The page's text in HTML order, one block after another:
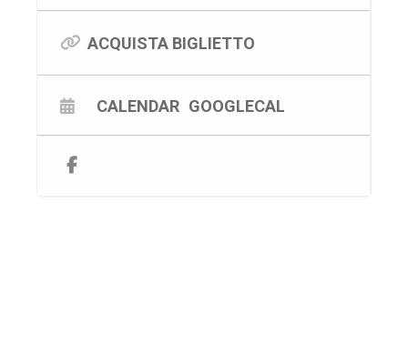
e interpretazioni cariche di sentimento, in cui ogni nota
diventa memoria e ogni parola emozione condivisa.
tutte le generazioni, riportando sul palco l’essenza di
ACQUISTA BIGLIETTO
CALENDAR GOOGLECAL